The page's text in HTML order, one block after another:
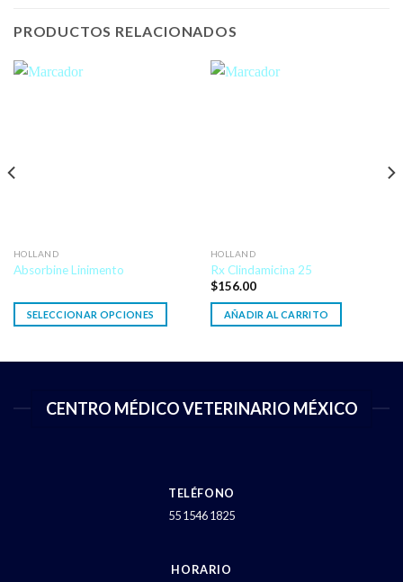
PRODUCTOS RELACIONADOS
HOLLAND
Absorbine Linimento
SELECCIONAR OPCIONES
HOLLAND
Rx Clindamicina 25
$156.00
AÑADIR AL CARRITO
CENTRO MÉDICO VETERINARIO MÉXICO
TELÉFONO
55 1546 1825
HORARIO